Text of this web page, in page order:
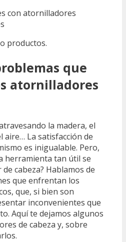
productos.
que
atornilladores
la madera, el
aire… La satisfacción de
es inigualable. Pero,
herramienta tan útil se
cabeza? Hablamos de
que enfrentan los
que, si bien son
inconvenientes que
Aquí te dejamos algunos
de cabeza y, sobre